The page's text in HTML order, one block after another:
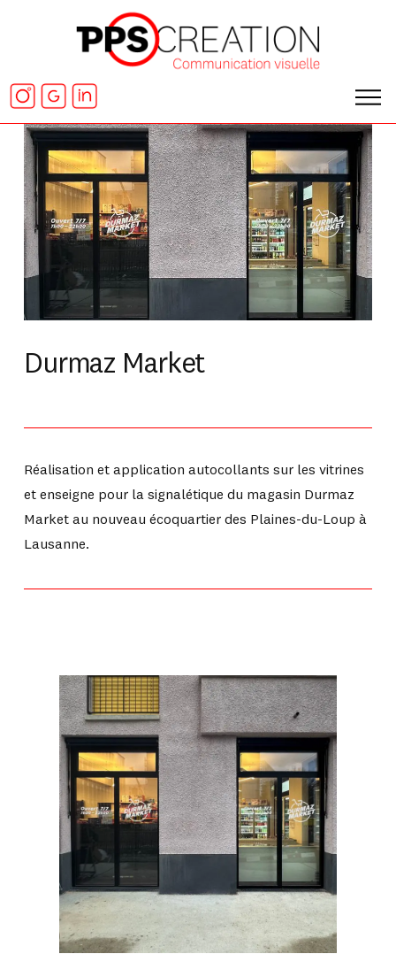
Durmaz Market
Réalisation et application autocollants sur les vitrines
et enseigne pour la signalétique du magasin Durmaz
Market au nouveau écoquartier des Plaines-du-Loup à
Lausanne.